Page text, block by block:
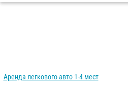
Аренда легкового авто 1-4 мест